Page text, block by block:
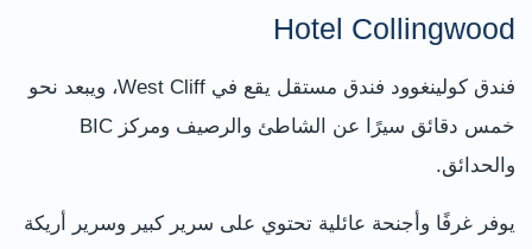
Hotel Collingwood
فندق كولينغوود فندق مستقل يقع في West Cliff، ويبعد نحو
خمس دقائق سيرًا عن الشاطئ والرصيف ومركز BIC
والحدائق.
يوفر غرفًا وأجنحة عائلية تحتوي على سرير كبير وسرير أريكة